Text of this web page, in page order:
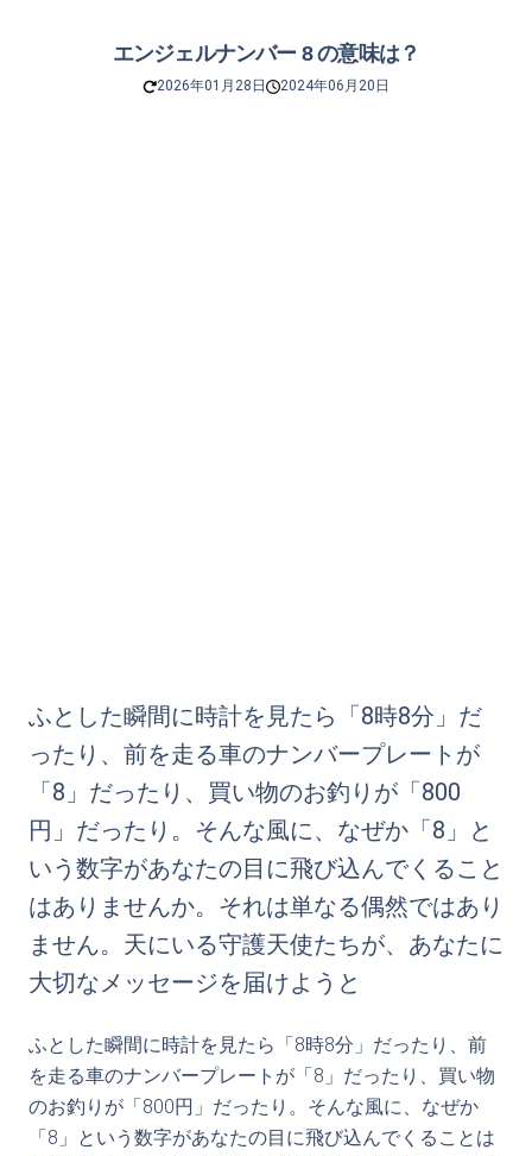
エンジェルナンバー 8 の意味は？
2026年01月28日 2024年06月20日
ふとした瞬間に時計を見たら「8時8分」だ
ったり、前を走る車のナンバープレートが
「8」だったり、買い物のお釣りが「800
円」だったり。そんな風に、なぜか「8」と
いう数字があなたの目に飛び込んでくること
はありませんか。それは単なる偶然ではあり
ません。天にいる守護天使たちが、あなたに
大切なメッセージを届けようと
ふとした瞬間に時計を見たら「8時8分」だったり、前
を走る車のナンバープレートが「8」だったり、買い物
のお釣りが「800円」だったり。そんな風に、なぜか
「8」という数字があなたの目に飛び込んでくることは